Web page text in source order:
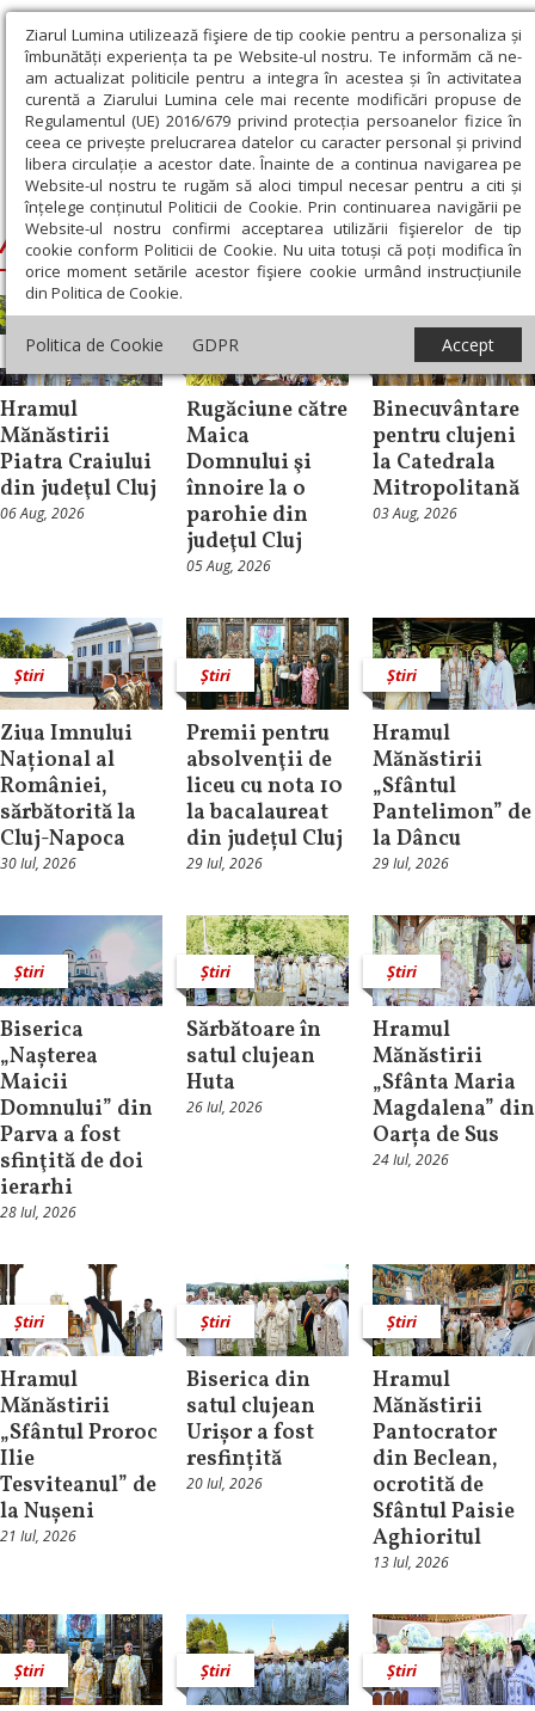
Ziarul Lumina utilizează fişiere de tip cookie pentru a personaliza și
îmbunătăți experiența ta pe Website-ul nostru. Te informăm că ne-
am actualizat politicile pentru a integra în acestea și în activitatea
curentă a Ziarului Lumina cele mai recente modificări propuse de
Regulamentul (UE) 2016/679 privind protecția persoanelor fizice în
ceea ce privește prelucrarea datelor cu caracter personal și privind
libera circulație a acestor date. Înainte de a continua navigarea pe
Website-ul nostru te rugăm să aloci timpul necesar pentru a citi și
înțelege conținutul Politicii de Cookie. Prin continuarea navigării pe
Website-ul nostru confirmi acceptarea utilizării fişierelor de tip
cookie conform Politicii de Cookie. Nu uita totuși că poți modifica în
orice moment setările acestor fişiere cookie urmând instrucțiunile
din Politica de Cookie.
Politica de Cookie GDPR Accept
Ziarul Lumina › Andrei, Mitropolitul Clujului
Andrei, Mitropolitul Clujului
Știri
Hramul
Mănăstirii
Piatra Craiului
din judeţul Cluj
06 Aug, 2026
Știri
Rugăciune către
Maica
Domnului şi
înnoire la o
parohie din
judeţul Cluj
05 Aug, 2026
Binecuvântare
pentru clujeni
la Catedrala
Mitropolitană
03 Aug, 2026
Știri
Ziua Imnului
Național al
României,
sărbătorită la
Cluj-Napoca
30 Iul, 2026
Știri
Premii pentru
absolvenţii de
liceu cu nota 10
la bacalaureat
din județul Cluj
29 Iul, 2026
Știri
Hramul
Mănăstirii
„Sfântul
Pantelimon” de
la Dâncu
29 Iul, 2026
Știri
Biserica
„Nașterea
Maicii
Domnului” din
Parva a fost
sfinţită de doi
ierarhi
28 Iul, 2026
Știri
Sărbătoare în
satul clujean
Huta
26 Iul, 2026
Știri
Hramul
Mănăstirii
„Sfânta Maria
Magdalena” din
Oarța de Sus
24 Iul, 2026
Știri
Hramul
Mănăstirii
„Sfântul Proroc
Ilie
Tesviteanul” de
la Nușeni
21 Iul, 2026
Știri
Biserica din
satul clujean
Urișor a fost
resfințită
20 Iul, 2026
Știri
Hramul
Mănăstirii
Pantocrator
din Beclean,
ocrotită de
Sfântul Paisie
Aghioritul
13 Iul, 2026
Știri Știri Știri